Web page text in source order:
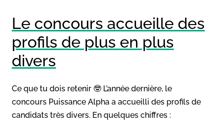
Le concours accueille des
profils de plus en plus
divers
Ce que tu dois retenir 🤓 L’année dernière, le
concours Puissance Alpha a accueilli des profils de
candidats très divers. En quelques chiffres :